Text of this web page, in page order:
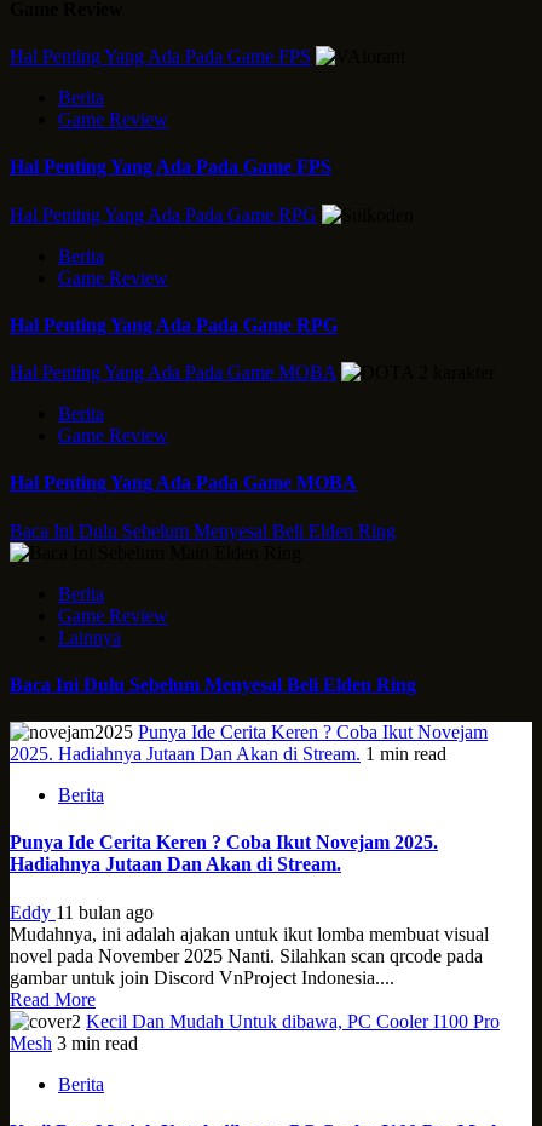
Hal Penting Yang Ada Pada Game FPS
Berita
Game Review
Hal Penting Yang Ada Pada Game FPS
Hal Penting Yang Ada Pada Game RPG
Berita
Game Review
Hal Penting Yang Ada Pada Game RPG
Hal Penting Yang Ada Pada Game MOBA
Berita
Game Review
Hal Penting Yang Ada Pada Game MOBA
Baca Ini Dulu Sebelum Menyesal Beli Elden Ring
Berita
Game Review
Lainnya
Baca Ini Dulu Sebelum Menyesal Beli Elden Ring
Punya Ide Cerita Keren ? Coba Ikut Novejam
2025. Hadiahnya Jutaan Dan Akan di Stream. 1 min read
Berita
Punya Ide Cerita Keren ? Coba Ikut Novejam 2025.
Hadiahnya Jutaan Dan Akan di Stream.
Eddy 11 bulan ago
Mudahnya, ini adalah ajakan untuk ikut lomba membuat visual
novel pada November 2025 Nanti. Silahkan scan qrcode pada
gambar untuk join Discord VnProject Indonesia....
Read More
Kecil Dan Mudah Untuk dibawa, PC Cooler I100 Pro
Mesh 3 min read
Berita